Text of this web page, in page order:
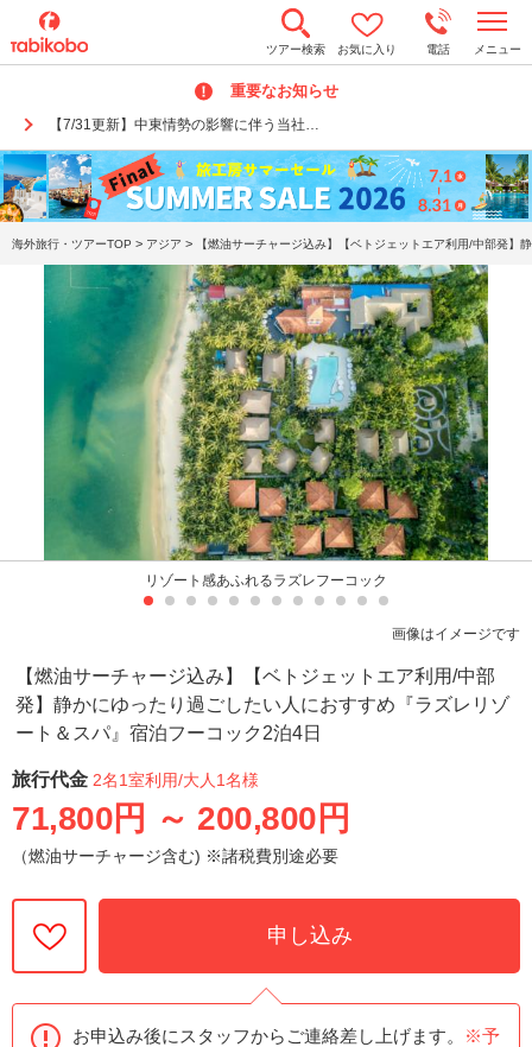
ツアー検索 お気に入り 電話 メニュー
重要なお知らせ
【7/31更新】中東情勢の影響に伴う当社…
o
n
a
v
i
g
a
t
海外旅行・ツアーTOP > アジア > 【燃油サーチャージ込み】【ベトジェットエア利用/中部発
リゾート感あふれるラズレフーコック
画像はイメージです
【燃油サーチャージ込み】【ベトジェットエア利用/中部
発】静かにゆったり過ごしたい人におすすめ『ラズレリゾ
ート＆スパ』宿泊フーコック2泊4日
旅行代金 2名1室利用/大人1名様
71,800円 ～ 200,800円
（燃油サーチャージ含む) ※諸税費別途必要
申し込み
お申込み後にスタッフからご連絡差し上げます。
※予